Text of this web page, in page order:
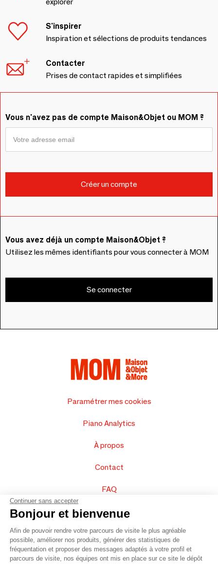
S'inspirer
Inspiration et sélections de produits tendances
Contacter
Prises de contact rapides et simplifiées
Vous n'avez pas de compte Maison&Objet ou MOM ?
Vous avez déjà un compte Maison&Objet ?
Utilisez les mêmes identifiants pour vous connecter à MOM
Se connecter
Paramétrer mes cookies
Piano Analytics
À propos
Contact
FAQ
Vendez vos produits
Plan du site
Continuer sans accepter
Bonjour et bienvenue
Afin de pouvoir rendre votre parcours de visite le plus agréable
possible, améliorer nos produits, générer des statistiques de
fréquentation et proposer des messages adaptés à votre profil et
parcours de visite, nos équipes ont mis en place sur ce site le dépôt